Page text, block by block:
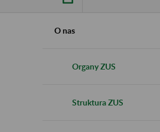
O nas
Organy ZUS
Struktura ZUS